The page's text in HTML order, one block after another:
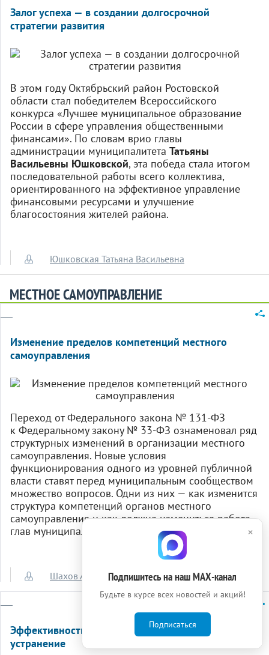
Залог успеха — в создании долгосрочной
стратегии развития
В этом году Октябрьский район Ростовской
области стал победителем Всероссийского
конкурса «Лучшее муниципальное образование
России в сфере управления общественными
финансами». По словам врио главы
администрации муниципалитета Татьяны
Васильевны Юшковской, эта победа стала итогом
последовательной работы всего коллектива,
ориентированного на эффективное управление
финансовыми ресурсами и улучшение
благосостояния жителей района.
Юшковская Татьяна Васильевна
МЕСТНОЕ САМОУПРАВЛЕНИЕ
Изменение пределов компетенций местного
самоуправления
Переход от Федерального закона № 131‑ФЗ
к Федеральному закону № 33‑ФЗ ознаменовал ряд
структурных изменений в организации местного
самоуправления. Новые условия
функционирования одного из уровней публичной
власти ставят перед муниципальным сообществом
множество вопросов. Одни из них — как изменится
структура компетенций органов местного
самоуправления и как должна измениться работа
глав муниципальных образований.
Шахов Александр Алексеевич
Эффективность ОМСУ: анализ проблем и их
устранение
×
Подпишитесь на наш МАХ-канал
Будьте в курсе всех новостей и акций!
Подписаться